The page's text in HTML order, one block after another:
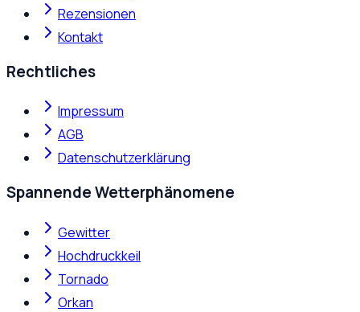
Rezensionen
Kontakt
Rechtliches
Impressum
AGB
Datenschutzerklärung
Spannende Wetterphänomene
Gewitter
Hochdruckkeil
Tornado
Orkan